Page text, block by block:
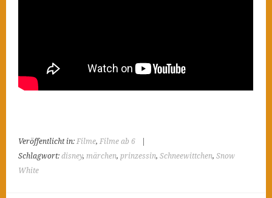
Veröffentlicht in:Filme,Filme ab 6
Schlagwort:disney,märchen,prinzessin,Schneewittchen,Snow
White